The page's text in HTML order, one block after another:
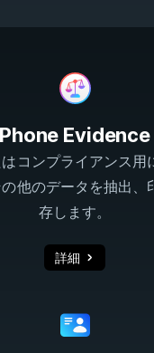
Phone Evidence
コンプライアンス用
他のデータを抽出、
存します。
詳細